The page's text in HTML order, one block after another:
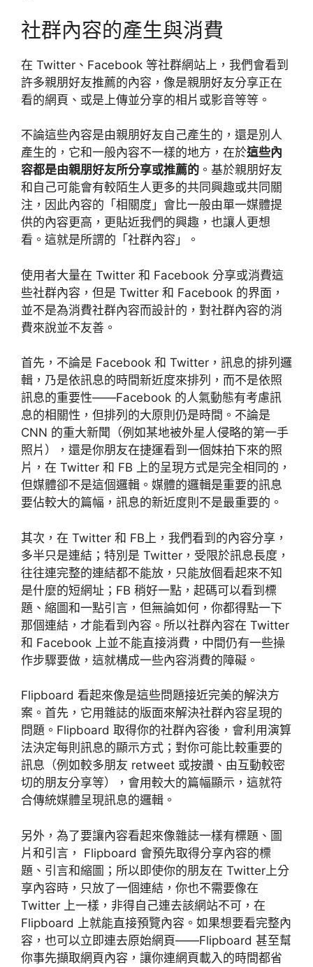
社群內容的產生與消費
在 Twitter、Facebook 等社群網站上，我們會看到
許多親朋好友推薦的內容，像是親朋好友分享正在
看的網頁、或是上傳並分享的相片或影音等等。
不論這些內容是由親朋好友自己產生的，還是別人
產生的，它和一般內容不一樣的地方，在於這些內
容都是由親朋好友所分享或推薦的 。基於親朋好友
和自己可能會有較陌生人更多的共同興趣或共同關
注，因此內容的「相關度」會比一般由單一媒體提
供的內容更高，更貼近我們的興趣，也讓人更想
看。這就是所謂的「社群內容」。
使用者大量在 Twitter 和 Facebook 分享或消費這
些社群內容，但是 Twitter 和 Facebook 的界面，
並不是為消費社群內容而設計的，對社群內容的消
費來說並不友善。
首先，不論是 Facebook 和 Twitter，訊息的排列邏
輯，乃是依訊息的時間新近度來排列，而不是依照
訊息的重要性——Facebook 的人氣動態有考慮訊
息的相關性，但排列的大原則仍是時間。不論是
CNN 的重大新聞（例如某地被外星人侵略的第一手
照片），還是你朋友在捷運看到一個妹拍下來的照
片，在 Twitter 和 FB 上的呈現方式是完全相同的，
但媒體卻不是這個邏輯。媒體的邏輯是重要的訊息
要佔較大的篇幅，訊息的新近度則不是最重要的。
其次，在 Twitter 和 FB上，我們看到的內容分享，
多半只是連結；特別是 Twitter，受限於訊息長度，
往往連完整的連結都不能放，只能放個看起來不知
是什麼的短網址；FB 稍好一點，起碼可以看到標
題、縮圖和一點引言，但無論如何，你都得點一下
那個連結，才能看到內容。所以社群內容在 Twitter
和 Facebook 上並不能直接消費，中間仍有一些操
作步驟要做，這就構成一些內容消費的障礙。
Flipboard 看起來像是這些問題接近完美的解決方
案。首先，它用雜誌的版面來解決社群內容呈現的
問題。Flipboard 取得你的社群內容後，會利用演算
法決定每則訊息的顯示方式；對你可能比較重要的
訊息（例如較多朋友 retweet 或按讚、由互動較密
切的朋友分享等），會用較大的篇幅顯示，這就符
合傳統媒體呈現訊息的邏輯。
另外，為了要讓內容看起來像雜誌一樣有標題、圖
片和引言， Flipboard 會預先取得分享內容的標
題、引言和縮圖；所以即使你的朋友在 Twitter上分
享內容時，只放了一個連結，你也不需要像在
Twitter 上一樣，非得自己連去該網站不可，在
Flipboard 上就能直接預覽內容。如果想要看完整內
容，也可以立即連去原始網頁——Flipboard 甚至幫
你事先擷取網頁內容，讓你連網頁載入的時間都省